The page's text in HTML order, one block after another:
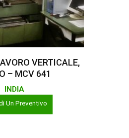
TuttoVERTICALE,
– MCV 641
INDIA
Un Preventivo